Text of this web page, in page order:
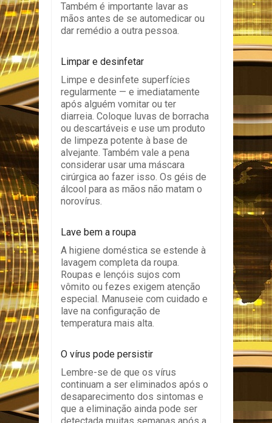
Também é importante lavar as
mãos antes de se automedicar ou
dar remédio a outra pessoa.
Limpar e desinfetar
Limpe e desinfete superfícies
regularmente — e imediatamente
após alguém vomitar ou ter
diarreia. Coloque luvas de borracha
ou descartáveis ​​e use um produto
de limpeza potente à base de
alvejante. Também vale a pena
considerar usar uma máscara
cirúrgica ao fazer isso. Os géis de
álcool para as mãos não matam o
norovírus.
Lave bem a roupa
A higiene doméstica se estende à
lavagem completa da roupa.
Roupas e lençóis sujos com
vômito ou fezes exigem atenção
especial. Manuseie com cuidado e
lave na configuração de
temperatura mais alta.
O vírus pode persistir
Lembre-se de que os vírus
continuam a ser eliminados após o
desaparecimento dos sintomas e
que a eliminação ainda pode ser